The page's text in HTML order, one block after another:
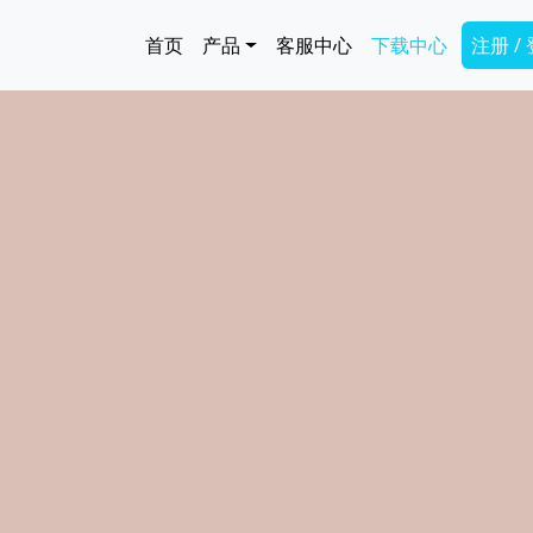
Main navigation
首页 产品 客服中心 下载中心 注册 /